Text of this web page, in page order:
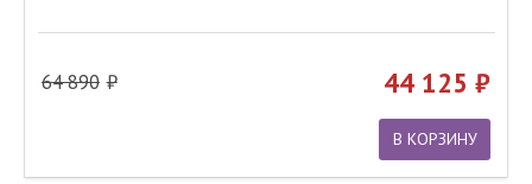
64 890 44 125
В КОРЗИНУ